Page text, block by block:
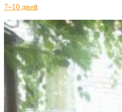
7–10 дней